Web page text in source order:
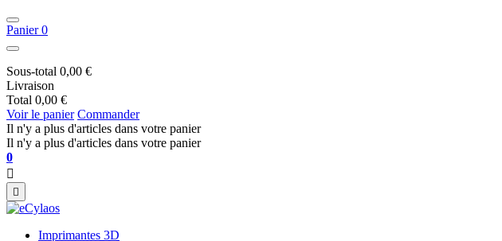
Panier 0
Sous-total 0,00 €
Livraison
Total 0,00 €
Voir le panier Commander
Il n'y a plus d'articles dans votre panier
Il n'y a plus d'articles dans votre panier
0


Imprimantes 3D